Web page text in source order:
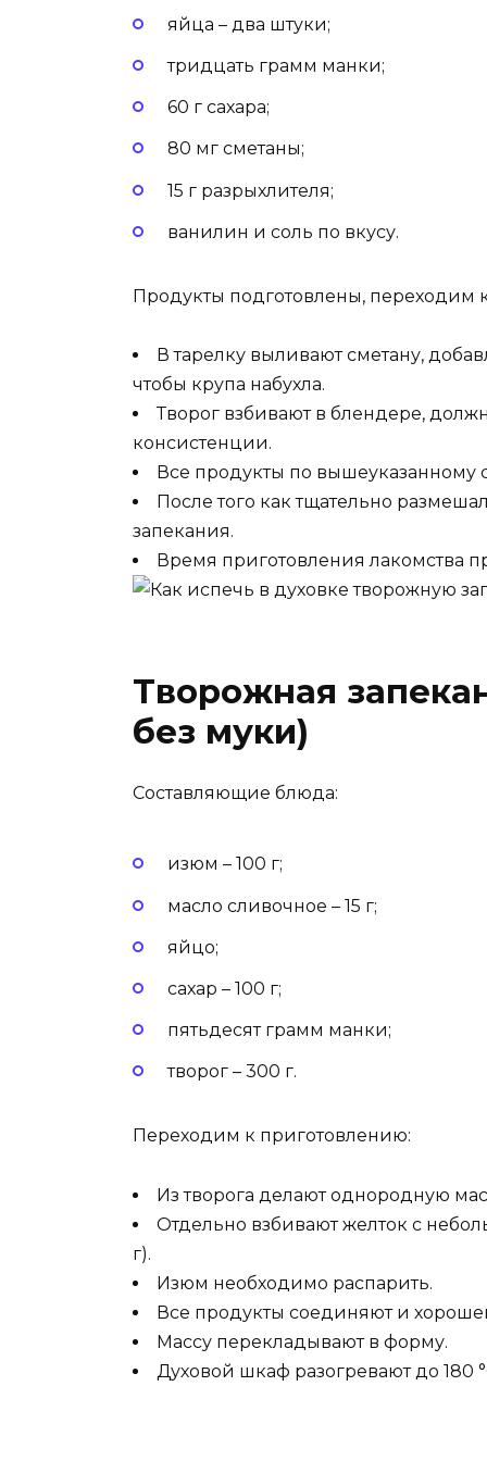
яйца – два штуки;
тридцать грамм манки;
60 г сахара;
80 мг сметаны;
15 г разрыхлителя;
ванилин и соль по вкусу.
Продукты подготовлены, переходим
В тарелку выливают сметану,
чтобы крупа набухла.
Творог взбивают в блендере,
консистенции.
Все продукты по вышеуказанному
После того как тщательно
запекания.
Время приготовления лакомства
Творожная
без муки)
Составляющие блюда:
изюм – 100 г;
масло сливочное – 15 г;
яйцо;
сахар – 100 г;
пятьдесят грамм манки;
творог – 300 г.
Переходим к приготовлению:
Из творога делают однородную
Отдельно взбивают желток с
г).
Изюм необходимо распарить.
Все продукты соединяют и
Массу перекладывают в форму.
Духовой шкаф разогревают до 180